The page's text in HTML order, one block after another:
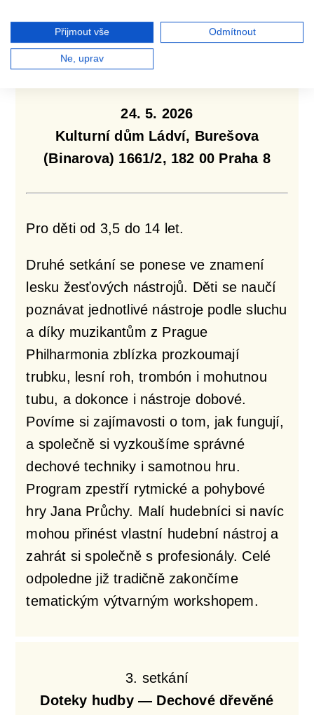
Cesta za čtyřmi živly — Dechové
24. 5. 2026
Kulturní dům Ládví, Burešova
(Binarova) 1661/2, 182 00 Praha 8
Pro děti od 3,5 do 14 let.
Druhé setkání se ponese ve znamení
lesku žesťových nástrojů. Děti se naučí
poznávat jednotlivé nástroje podle sluchu
a díky muzikantům z Prague
Philharmonia zblízka prozkoumají
trubku, lesní roh, trombón i mohutnou
tubu, a dokonce i nástroje dobové.
Povíme si zajímavosti o tom, jak fungují,
a společně si vyzkoušíme správné
dechové techniky i samotnou hru.
Program zpestří rytmické a pohybové
hry Jana Průchy. Malí hudebníci si navíc
mohou přinést vlastní hudební nástroj a
zahrát si společně s profesionály. Celé
odpoledne již tradičně zakončíme
tematickým výtvarným workshopem.
3. setkání
Doteky hudby — Dechové dřevěné
Přijmout vše Odmítnout
Ne, uprav